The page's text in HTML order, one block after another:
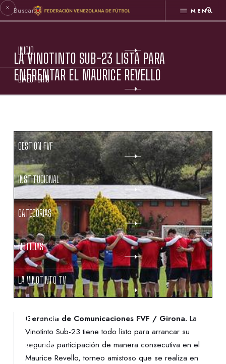
MENÚ
INICIO
DIRECTORIO
GESTIÓN FVF
INSTITUCIONAL
CATEGORÍAS
NOTICIAS
LA VINOTINTO TV
NOTIFICACIONES
NORMATIVAS
LA VINOTINTO SUB-23 LISTA PARA
ENFRENTAR EL MAURICE REVELLO
Gerencia de Comunicaciones FVF / Girona. La
Vinotinto Sub-23 tiene todo listo para arrancar su
segunda participación de manera consecutiva en el
Maurice Revello, torneo amistoso que se realiza en